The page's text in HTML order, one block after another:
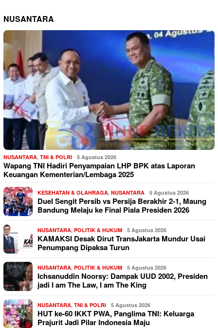
NUSANTARA
NUSANTARA, TNI & POLRI 5 Agustus 2026
Wapang TNI Hadiri Penyampaian LHP BPK atas Laporan
Keuangan Kementerian/Lembaga 2025
KESEHATAN & OLAHRAGA, NUSANTARA 5 Agustus 2026
Duel Sengit Persib vs Persija Berakhir 2-1, Maung
Bandung Melaju ke Final Piala Presiden 2026
NUSANTARA, POLITIK & HUKUM 5 Agustus 2026
KAMAKSI Desak Dirut TransJakarta Mundur Usai
Penumpang Dipaksa Turun
NUSANTARA, POLITIK & HUKUM 5 Agustus 2026
Ichsanuddin Noorsy: Dampak UUD 2002, Presiden
jadi I am The Law, I am The King
NUSANTARA, TNI & POLRI 5 Agustus 2026
HUT ke-60 IKKT PWA, Panglima TNI: Keluarga
Prajurit Jadi Pilar Indonesia Maju